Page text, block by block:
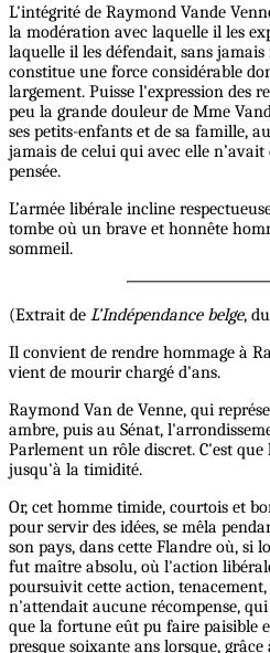
L'intégrité de Raymond Vande
la modération avec laquelle il les
laquelle il les défendait, sans jamais
constitue une force considérable
largement. Puisse l'expression des
peu la grande douleur de Mme
ses petits-enfants et de sa famille,
jamais de celui qui avec elle
pensée.
L’armée libérale incline
tombe où un brave et honnête
sommeil.
(Extrait de L’Indépendance belge,
Il convient de rendre hommage à
vient de mourir chargé d'ans.
Raymond Van de Venne, qui
ambre, puis au Sénat,
Parlement un rôle discret. C'est
jusqu'à la timidité.
Or, cet homme timide, courtois et
pour servir des idées, se mêla
son pays, dans cette Flandre où, si
fut maître absolu, où l'action
poursuivit cette action,
n'attendait aucune récompense,
que la fortune eût pu faire paisible
presque soixante ans lorsque,